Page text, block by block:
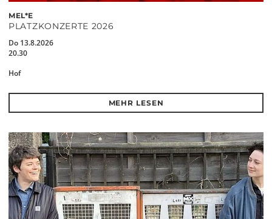
MEL*E
PLATZKONZERTE 2026
Do 13.8.2026
20.30
Hof
MEHR LESEN